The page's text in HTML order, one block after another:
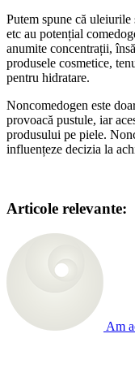
Putem spune că
etc au potențial
anumite concentrații,
produsele cosmetice,
pentru hidratare.
Noncomedogen este
provoacă pustule, iar
produsului pe piele.
influențeze decizia la
Articole relevante:
Am